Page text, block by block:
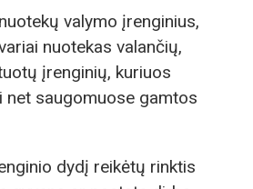
valymo įrenginius,
nuotekas valančių,
įrenginių, kuriuos
net saugomuose gamtos
dydį reikėtų rinktis